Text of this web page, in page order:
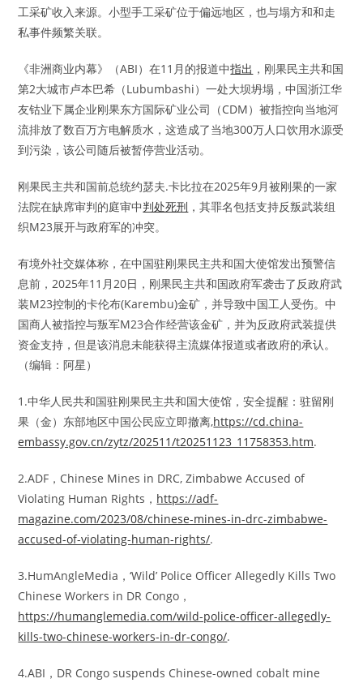
工采矿收入来源。小型手工采矿位于偏远地区，也与塌方和和走
私事件频繁关联。
《非洲商业内幕》（ABI）在11月的报道中指出 ，刚果民主共和国
第2大城市卢本巴希（Lubumbashi）一处大坝坍塌，中国浙江华
友钴业下属企业刚果东方国际矿业公司（CDM）被指控向当地河
流排放了数百万方电解质水，这造成了当地300万人口饮用水源受
到污染，该公司随后被暂停营业活动。
刚果民主共和国前总统约瑟夫.卡比拉在2025年9月被刚果的一家
法院在缺席审判的庭审中判处死刑 ，其罪名包括支持反叛武装组
织M23展开与政府军的冲突。
有境外社交媒体称，在中国驻刚果民主共和国大使馆发出预警信
息前，2025年11月20日，刚果民主共和国政府军袭击了反政府武
装M23控制的卡伦布(Karembu)金矿，并导致中国工人受伤。中
国商人被指控与叛军M23合作经营该金矿，并为反政府武装提供
资金支持，但是该消息未能获得主流媒体报道或者政府的承认。
（编辑：阿星）
1.中华人民共和国驻刚果民主共和国大使馆，安全提醒：驻留刚
果（金）东部地区中国公民应立即撤离,https://cd.china-
embassy.gov.cn/zytz/202511/t20251123_11758353.htm.
2.ADF，Chinese Mines in DRC, Zimbabwe Accused of
Violating Human Rights， https://adf-
magazine.com/2023/08/chinese-mines-in-drc-zimbabwe-
accused-of-violating-human-rights/.
3.HumAngleMedia，‘Wild’ Police Officer Allegedly Kills Two
Chinese Workers in DR Congo，
https://humanglemedia.com/wild-police-officer-allegedly-
kills-two-chinese-workers-in-dr-congo/.
4.ABI，DR Congo suspends Chinese-owned cobalt mine